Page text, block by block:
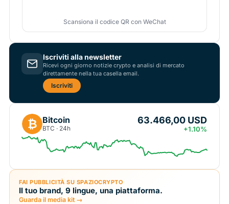
Scansiona il codice QR con WeChat
Iscriviti alla newsletter
Ricevi ogni giorno notizie crypto e analisi di mercato
direttamente nella tua casella email.
Iscriviti
₿ Bitcoin
BTC · 24h
63.466,00 USD
+1.10%
FAI PUBBLICITÀ SU SPAZIOCRYPTO
Il tuo brand, 9 lingue, una piattaforma.
Guarda il media kit →